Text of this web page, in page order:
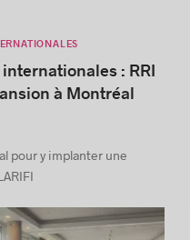
: RRI
à Montréal
pour y implanter une